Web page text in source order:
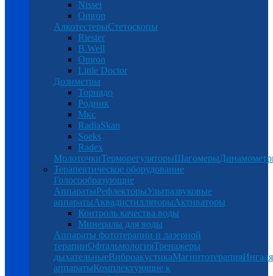
Nissei
Omron
АлкотестерыСтетоскопы
Riester
B.Well
Omron
Little Doctor
Дозиметры
Торнадо
Родник
Мкс
RadiaSkan
Soeks
Radex
МолоточкиТерморегуляторыШагомеры
Терапевтическое оборудование
Голосообразующие
АппаратыРефлекторыУльтразвуковые
аппаратыАквадистилляторыАктиваторы
Контроль качества воды
Минералы для воды
Аппараты фототерапии и лазерной
терапииОфтальмологияТренажеры
дыхательныеВиброакустикаМагнитотерапия
аппаратыКомплектующие к